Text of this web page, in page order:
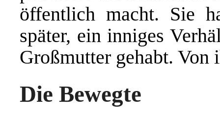
öffentlich macht. Sie
später, ein inniges
Großmutter gehabt. Von
Die Bewegte